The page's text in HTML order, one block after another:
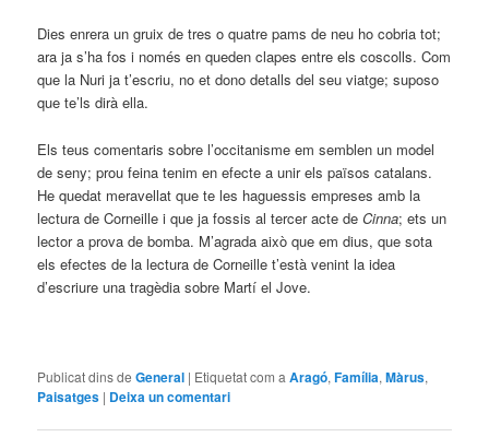
Dies enrera un gruix de tres o quatre pams de neu ho cobria tot;
ara ja s’ha fos i només en queden clapes entre els coscolls. Com
que la Nuri ja t’escriu, no et dono detalls del seu viatge; suposo
que te’ls dirà ella.
Els teus comentaris sobre l’occitanisme em semblen un model
de seny; prou feina tenim en efecte a unir els països catalans.
He quedat meravellat que te les haguessis empreses amb la
lectura de Corneille i que ja fossis al tercer acte deCinna; ets un
lector a prova de bomba. M’agrada això que em dius, que sota
els efectes de la lectura de Corneille t’està venint la idea
d’escriure una tragèdia sobre Martí el Jove.
Publicat dins de General | Etiquetat com a Aragó,Família,Màrus,
Paisatges | Deixa un comentari